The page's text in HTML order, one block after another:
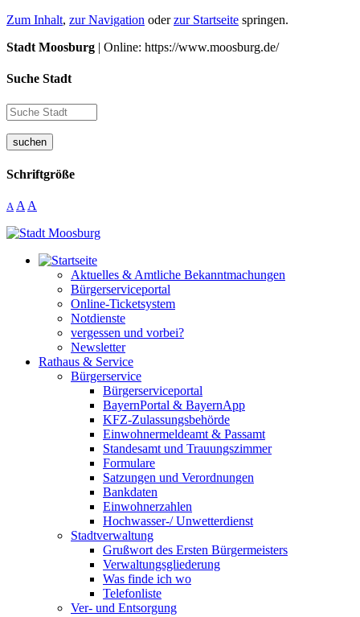
Zum Inhalt, zur Navigation oderzur Startseite springen.
Stadt Moosburg | Online: https://www.moosburg.de/
Suche Stadt
suchen
Schriftgröße
A A A
Aktuelles & Amtliche Bekanntmachungen
Bürgerserviceportal
Online-Ticketsystem
Notdienste
vergessen und vorbei?
Newsletter
Rathaus & Service
Bürgerservice
Bürgerserviceportal
BayernPortal & BayernApp
KFZ-Zulassungsbehörde
Einwohnermeldeamt & Passamt
Standesamt und Trauungszimmer
Formulare
Satzungen und Verordnungen
Bankdaten
Einwohnerzahlen
Hochwasser-/ Unwetterdienst
Stadtverwaltung
Grußwort des Ersten Bürgermeisters
Verwaltungsgliederung
Was finde ich wo
Telefonliste
Ver- und Entsorgung